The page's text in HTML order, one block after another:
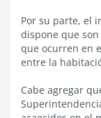
Por su parte, el
dispone que
que ocurren en
entre la
Cabe agregar